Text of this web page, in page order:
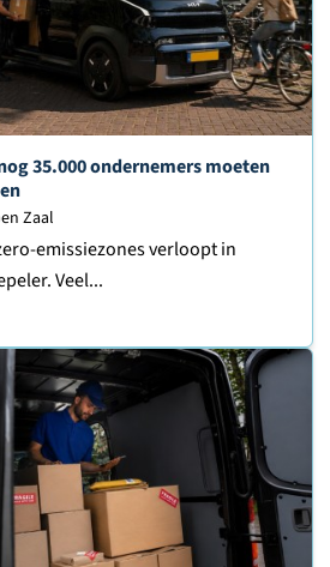
35.000 ondernemers moeten
Zaal
emissiezones verloopt in
Veel...